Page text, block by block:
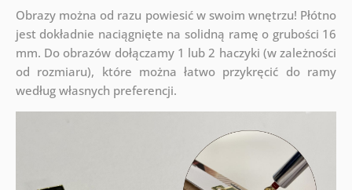
Obrazy można od razu powiesić w swoim wnętrzu! Płótno
jest dokładnie naciągnięte na solidną ramę o grubości 16
mm. Do obrazów dołączamy 1 lub 2 haczyki (w zależności
od rozmiaru), które można łatwo przykręcić do ramy
według własnych preferencji.